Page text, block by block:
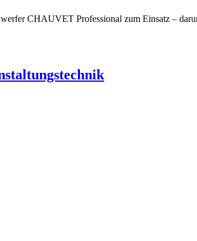
CHAUVET Professional zum Einsatz –